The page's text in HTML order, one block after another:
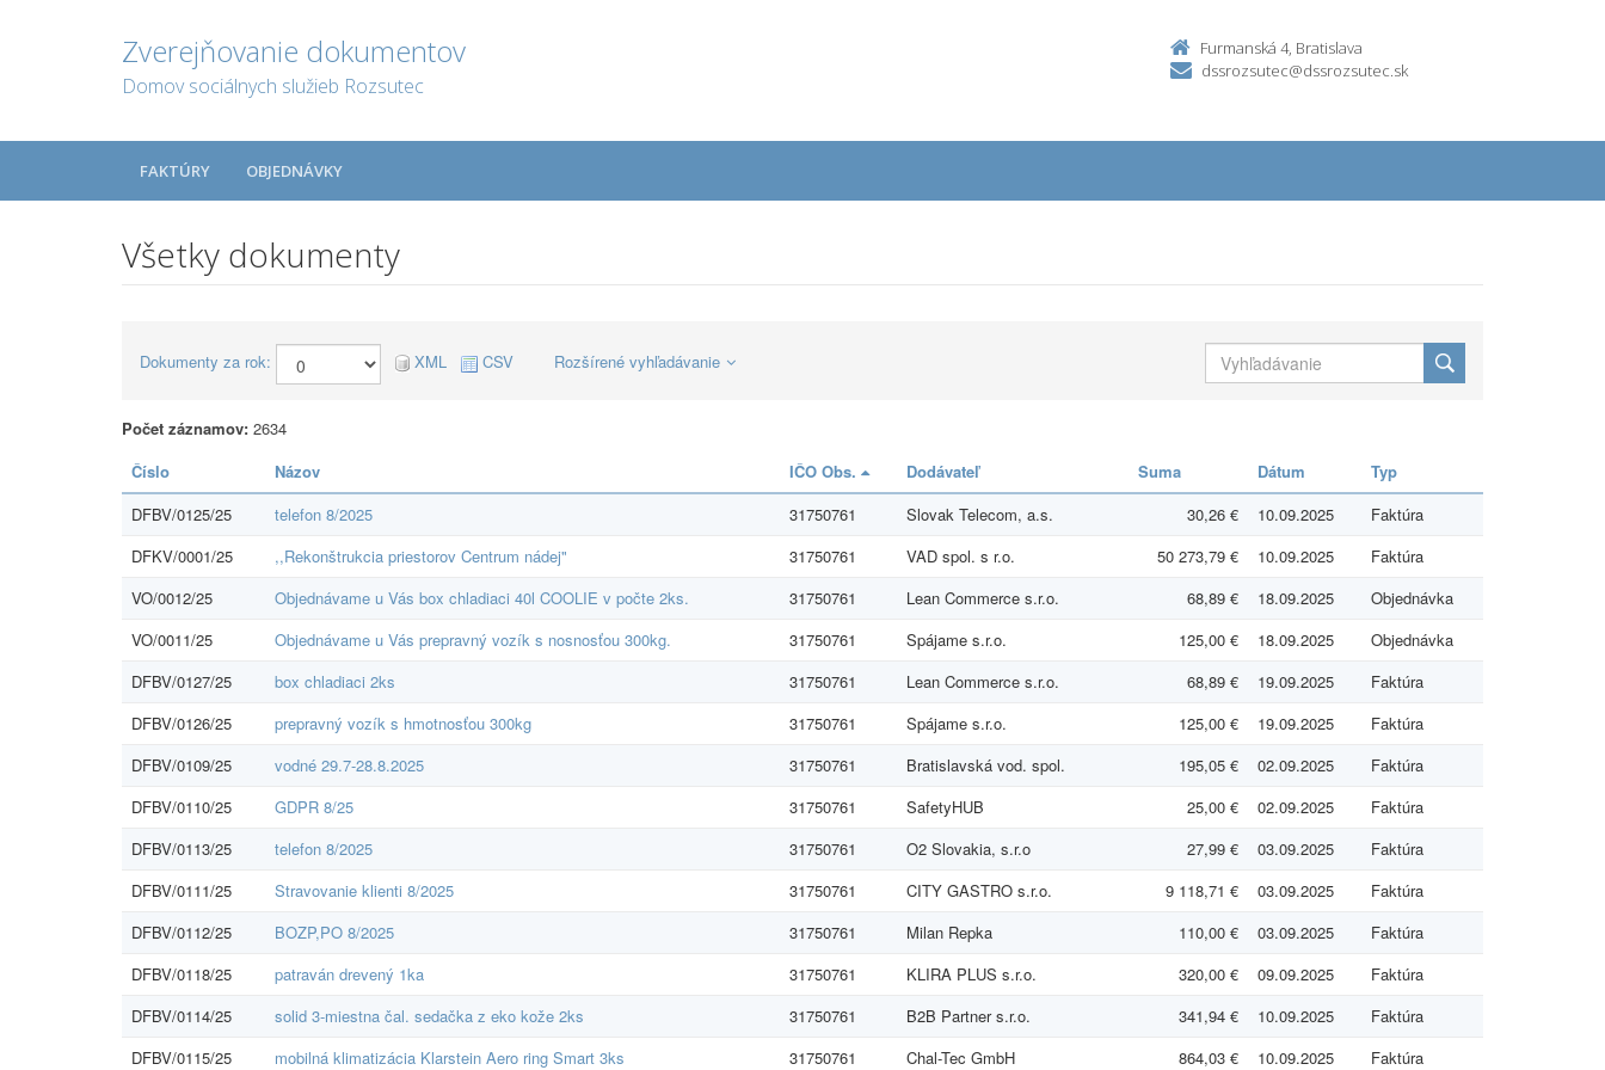
Zverejňovanie dokumentov
Domov sociálnych služieb Rozsutec
Furmanská 4, Bratislava
dssrozsutec@dssrozsutec.sk
FAKTÚRY OBJEDNÁVKY
Všetky dokumenty
Dokumenty za rok: XML CSV Rozšírené vyhľadávanie
Počet záznamov: 2634
Číslo
Názov IČO Obs. Dodávateľ Suma Dátum
Typ
DFBV/0125/25
telefon 8/2025 31750761 Slovak Telecom, a.s. 30,26 € 10.09.2025
Faktúra
DFKV/0001/25
,,Rekonštrukcia priestorov Centrum nádej" 31750761 VAD spol. s r.o. 50 273,79 € 10.09.2025
Faktúra
VO/0012/25
Objednávame u Vás box chladiaci 40l COOLIE v počte 2ks. 31750761 Lean Commerce s.r.o. 68,89 € 18.09.2025
Objednávka
VO/0011/25
Objednávame u Vás prepravný vozík s nosnosťou 300kg. 31750761 Spájame s.r.o. 125,00 € 18.09.2025
Objednávka
DFBV/0127/25
box chladiaci 2ks 31750761 Lean Commerce s.r.o. 68,89 € 19.09.2025
Faktúra
DFBV/0126/25
prepravný vozík s hmotnosťou 300kg 31750761 Spájame s.r.o. 125,00 € 19.09.2025
Faktúra
DFBV/0109/25
vodné 29.7-28.8.2025 31750761 Bratislavská vod. spol. 195,05 € 02.09.2025
Faktúra
DFBV/0110/25
GDPR 8/25 31750761 SafetyHUB 25,00 € 02.09.2025
Faktúra
DFBV/0113/25
telefon 8/2025 31750761 O2 Slovakia, s.r.o 27,99 € 03.09.2025
Faktúra
DFBV/0111/25
Stravovanie klienti 8/2025 31750761 CITY GASTRO s.r.o. 9 118,71 € 03.09.2025
Faktúra
DFBV/0112/25
BOZP,PO 8/2025 31750761 Milan Repka 110,00 € 03.09.2025
Faktúra
DFBV/0118/25
patraván drevený 1ka 31750761 KLIRA PLUS s.r.o. 320,00 € 09.09.2025
Faktúra
DFBV/0114/25
solid 3-miestna čal. sedačka z eko kože 2ks 31750761 B2B Partner s.r.o. 341,94 € 10.09.2025
Faktúra
DFBV/0115/25
mobilná klimatizácia Klarstein Aero ring Smart 3ks 31750761 Chal-Tec GmbH 864,03 € 10.09.2025 Faktúra